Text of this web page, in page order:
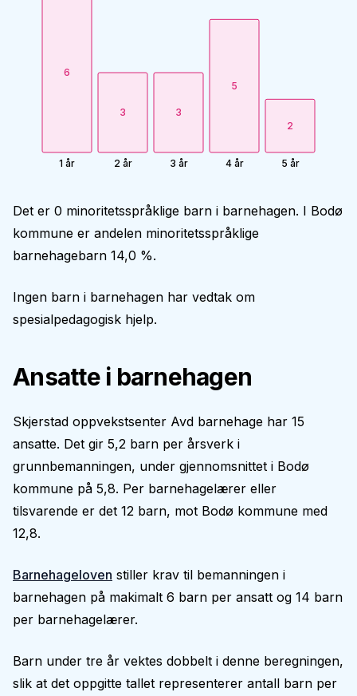
6
1 år
3
2 år
3
3 år
5
4 år
2
5 år
Det er 0 minoritetsspråklige barn i barnehagen. I Bodø
kommune er andelen minoritetsspråklige
barnehagebarn 14,0 %.
Ingen barn i barnehagen har vedtak om
spesialpedagogisk hjelp.
Ansatte i barnehagen
Skjerstad oppvekstsenter Avd barnehage har 15
ansatte. Det gir 5,2 barn per årsverk i
grunnbemanningen, under gjennomsnittet i Bodø
kommune på 5,8. Per barnehagelærer eller
tilsvarende er det 12 barn, mot Bodø kommune med
12,8.
Barnehageloven stiller krav til bemanningen i
barnehagen på makimalt 6 barn per ansatt og 14 barn
per barnehagelærer.
Barn under tre år vektes dobbelt i denne beregningen,
slik at det oppgitte tallet representerer antall barn per